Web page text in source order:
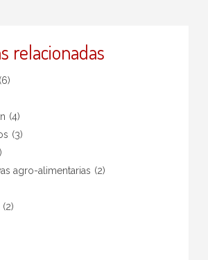
relacionadas
(6)
(4)
(3)
agro-alimentarias (2)
(2)